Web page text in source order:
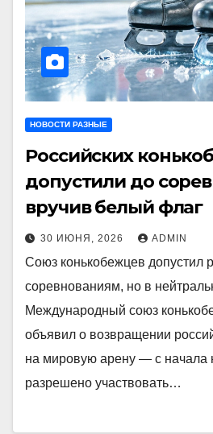
НОВОСТИ РАЗНЫЕ
Российских
допустили до
вручив белый флаг
30 ИЮНЯ, 2026 ADMIN
Союз конькобежцев допустил
соревнованиям, но в
Международный союз
объявил о возвращении
на мировую арену — с начала
разрешено участвовать…